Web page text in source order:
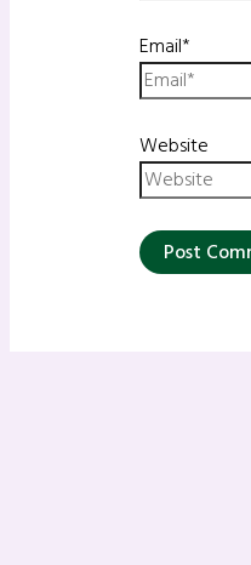
Email*
Website